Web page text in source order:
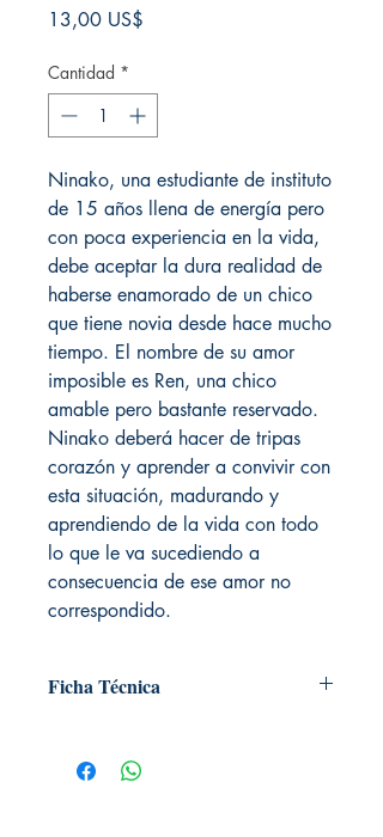
13,00 US$
Cantidad *
Ninako, una estudiante de instituto
de 15 años llena de energía pero
con poca experiencia en la vida,
debe aceptar la dura realidad de
haberse enamorado de un chico
que tiene novia desde hace mucho
tiempo. El nombre de su amor
imposible es Ren, una chico
amable pero bastante reservado.
Ninako deberá hacer de tripas
corazón y aprender a convivir con
esta situación, madurando y
aprendiendo de la vida con todo
lo que le va sucediendo a
consecuencia de ese amor no
correspondido.
Ficha Técnica
Editorial: IVREA
Idioma: Castellano